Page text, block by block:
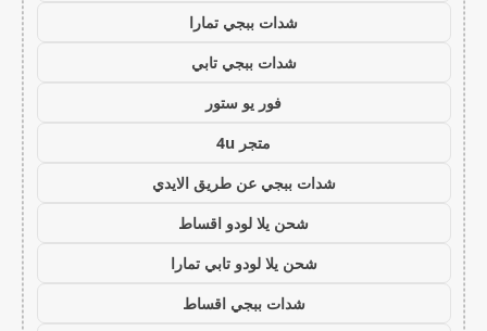
شدات ببجي تمارا
شدات ببجي تابي
فور يو ستور
متجر 4u
شدات ببجي عن طريق الايدي
شحن يلا لودو اقساط
شحن يلا لودو تابي تمارا
شدات ببجي اقساط